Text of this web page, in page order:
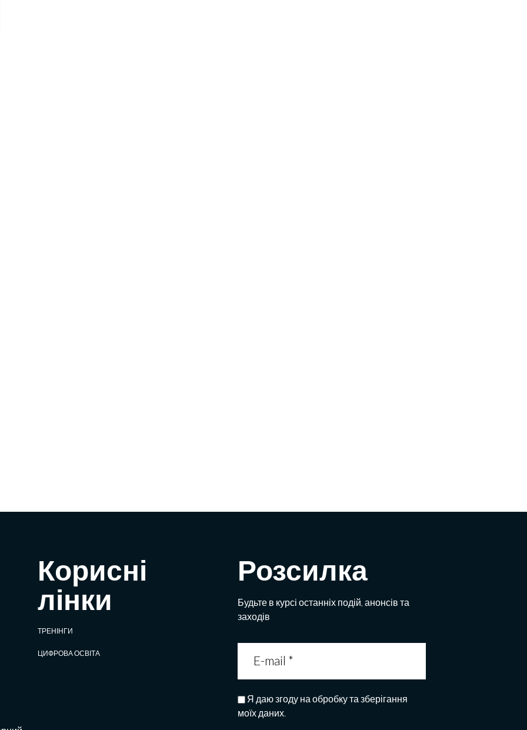
Корисні
лінки
ТРЕНІНГИ
ЦИФРОВА ОСВІТА
Розсилка
Будьте в курсі останніх подій, анонсів та
заходів
Я даю згоду на обробку та зберігання
моїх даних.